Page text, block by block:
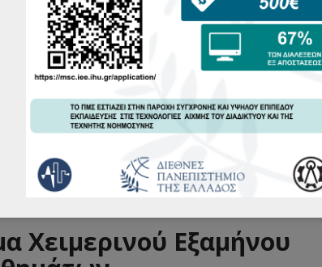
Περιόδου Χειμερινού
Περισσότερα
Χειμερινού Εξαμήνου